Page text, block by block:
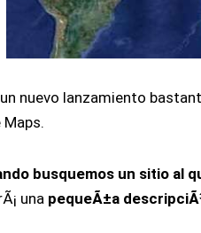
nuevo lanzamiento
busquemos un sitio al
una pequeÃ±a